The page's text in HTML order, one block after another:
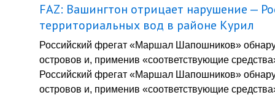
FAZ: Вашингтон отрицает нарушение —
территориальных вод в районе Курил
Российский фрегат «Маршал Шапошников»
островов и, применив «соответствующие
Российский фрегат «Маршал Шапошников»
островов и, применив «соответствующие